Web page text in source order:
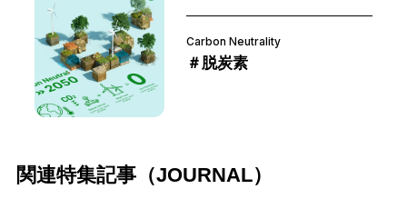
Carbon Neutrality
＃脱炭素
関連特集記事（JOURNAL）